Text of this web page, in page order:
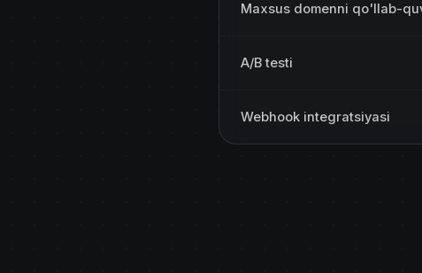
Maxsus domenni qo'llab-
A/B testi
Webhook integratsiyasi